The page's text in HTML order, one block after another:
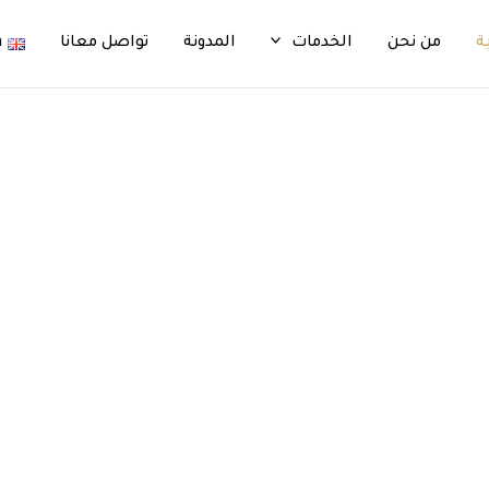
من نحن الخدمات المدونة تواصل معانا